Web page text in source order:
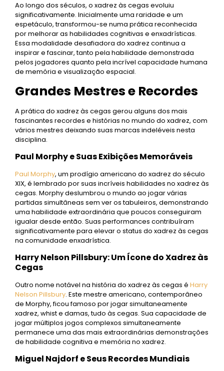
Ao longo dos séculos, o xadrez às cegas evoluiu
significativamente. Inicialmente uma raridade e um
espetáculo, transformou-se numa prática reconhecida
por melhorar as habilidades cognitivas e enxadrísticas.
Essa modalidade desafiadora do xadrez continua a
inspirar e fascinar, tanto pela habilidade demonstrada
pelos jogadores quanto pela incrível capacidade humana
de memória e visualização espacial.
Grandes Mestres e Recordes
A prática do xadrez às cegas gerou alguns dos mais
fascinantes recordes e histórias no mundo do xadrez, com
vários mestres deixando suas marcas indeléveis nesta
disciplina.
Paul Morphy e Suas Exibições Memoráveis
Paul Morphy, um prodígio americano do xadrez do século
XIX, é lembrado por suas incríveis habilidades no xadrez às
cegas. Morphy deslumbrou o mundo ao jogar várias
partidas simultâneas sem ver os tabuleiros, demonstrando
uma habilidade extraordinária que poucos conseguiram
igualar desde então. Suas performances contribuíram
significativamente para elevar o status do xadrez às cegas
na comunidade enxadrística.
Harry Nelson Pillsbury: Um Ícone do Xadrez às
Cegas
Outro nome notável na história do xadrez às cegas é Harry
Nelson Pillsbury. Este mestre americano, contemporâneo
de Morphy, ficou famoso por jogar simultaneamente
xadrez, whist e damas, tudo às cegas. Sua capacidade de
jogar múltiplos jogos complexos simultaneamente
permanece uma das mais extraordinárias demonstrações
de habilidade cognitiva e memória no xadrez.
Miguel Najdorf e Seus Recordes Mundiais